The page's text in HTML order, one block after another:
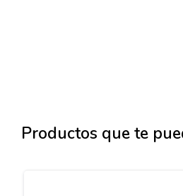
Productos que te